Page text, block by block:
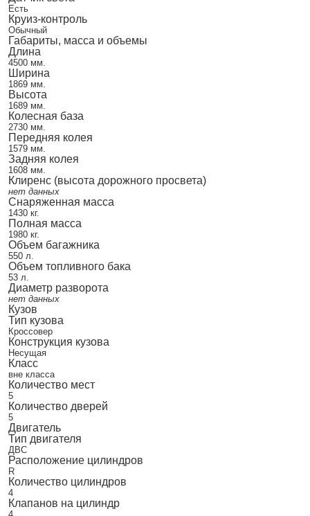
Есть
Круиз-контроль
Обычный
Габариты, масса и объемы
Длина
4500 мм.
Ширина
1869 мм.
Высота
1689 мм.
Колесная база
2730 мм.
Передняя колея
1579 мм.
Задняя колея
1608 мм.
Клиренс (высота дорожного просвета)
нет данных
Снаряженная масса
1430 кг.
Полная масса
1980 кг.
Объем багажника
550 л.
Объем топливного бака
53 л.
Диаметр разворота
нет данных
Кузов
Тип кузова
Кроссовер
Конструкция кузова
Несущая
Класс
вне класса
Количество мест
5
Количество дверей
5
Двигатель
Тип двигателя
ДВС
Расположение цилиндров
R
Количество цилиндров
4
Клапанов на цилиндр